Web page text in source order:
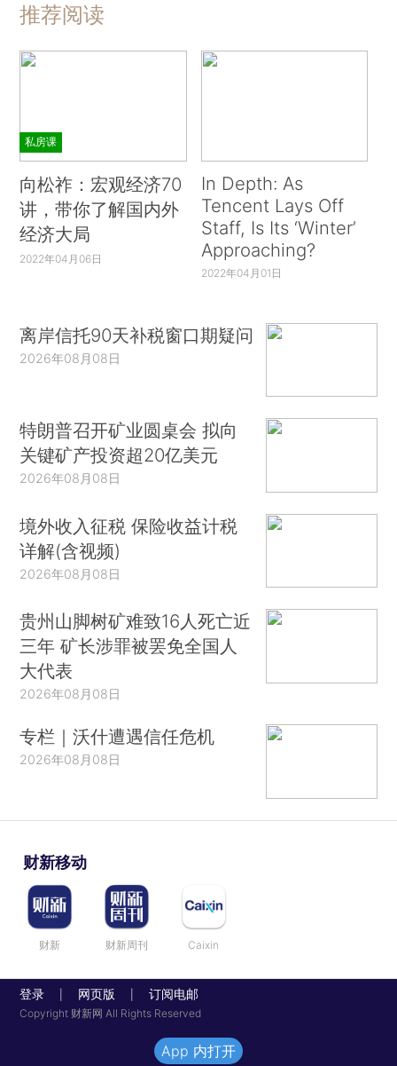
推荐阅读
私房课
向松祚：宏观经济70
讲，带你了解国内外
经济大局
2022年04月06日
In Depth: As
Tencent Lays Off
Staff, Is Its ‘Winter’
Approaching?
2022年04月01日
离岸信托90天补税窗口期疑问
2026年08月08日
特朗普召开矿业圆桌会 拟向
关键矿产投资超20亿美元
2026年08月08日
境外收入征税 保险收益计税
详解(含视频)
2026年08月08日
贵州山脚树矿难致16人死亡近
三年 矿长涉罪被罢免全国人
大代表
2026年08月08日
专栏｜沃什遭遇信任危机
2026年08月08日
财新移动
财新 财新周刊 Caixin
登录 网页版 订阅电邮
Copyright 财新网 All Rights Reserved
App 内打开